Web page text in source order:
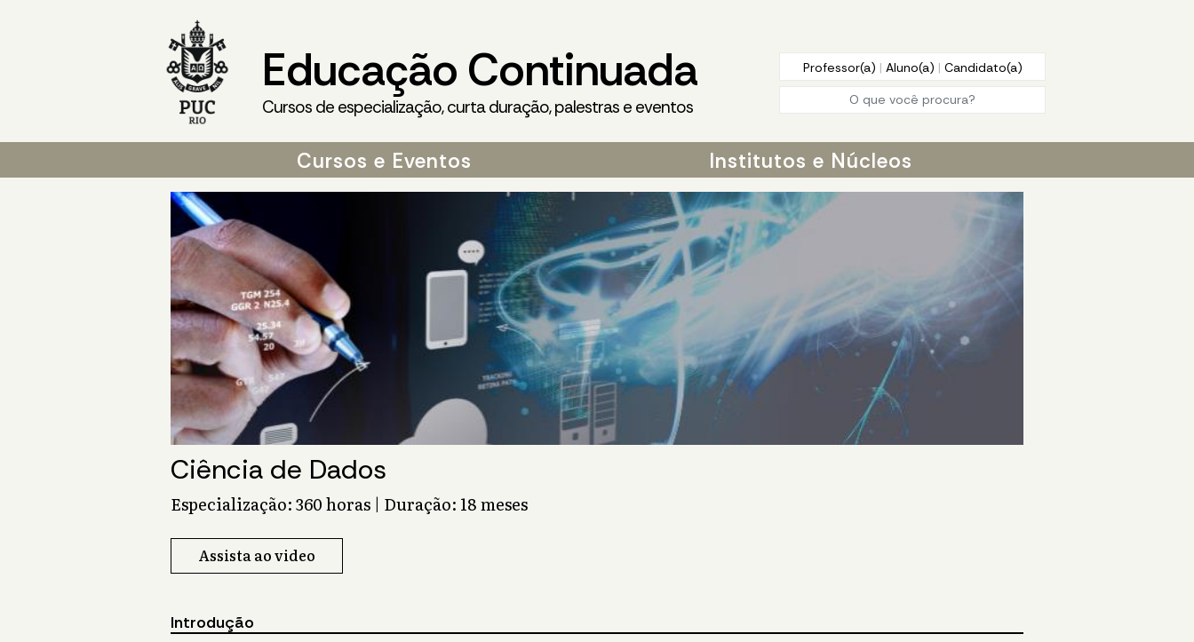
Educação Continuada
Cursos de especialização, curta duração, palestras e eventos
Professor(a) | Aluno(a) | Candidato(a)
Cursos e Eventos Institutos e Núcleos
Ciência de Dados
Especialização: 360 horas | Duração: 18 meses
Assista ao video
Introdução